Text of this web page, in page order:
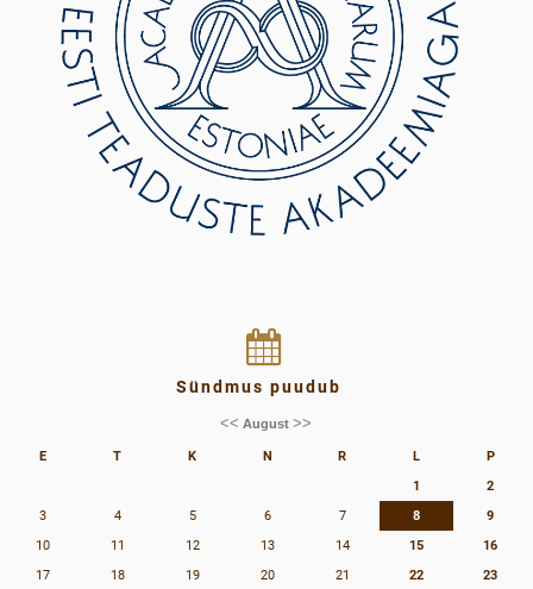
Sündmus puudub
<< August>>
E T K N R L
P
1
2
3
4 5 6 7 8
9
10
11 12 13 14 15
16
17
18 19 20 21 22
23